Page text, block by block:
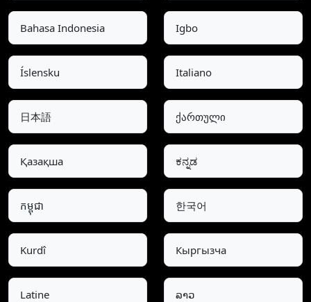
Bahasa Indonesia Igbo
Íslensku Italiano
日本語 ქართული
Қазақша ಕನ್ನಡ
កម្ពុជា 한국어
Kurdî Кыргызча
Latine ລາວ